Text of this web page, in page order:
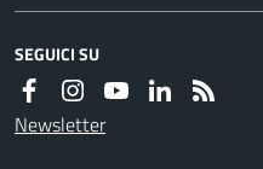
SEGUICI SU
Newsletter